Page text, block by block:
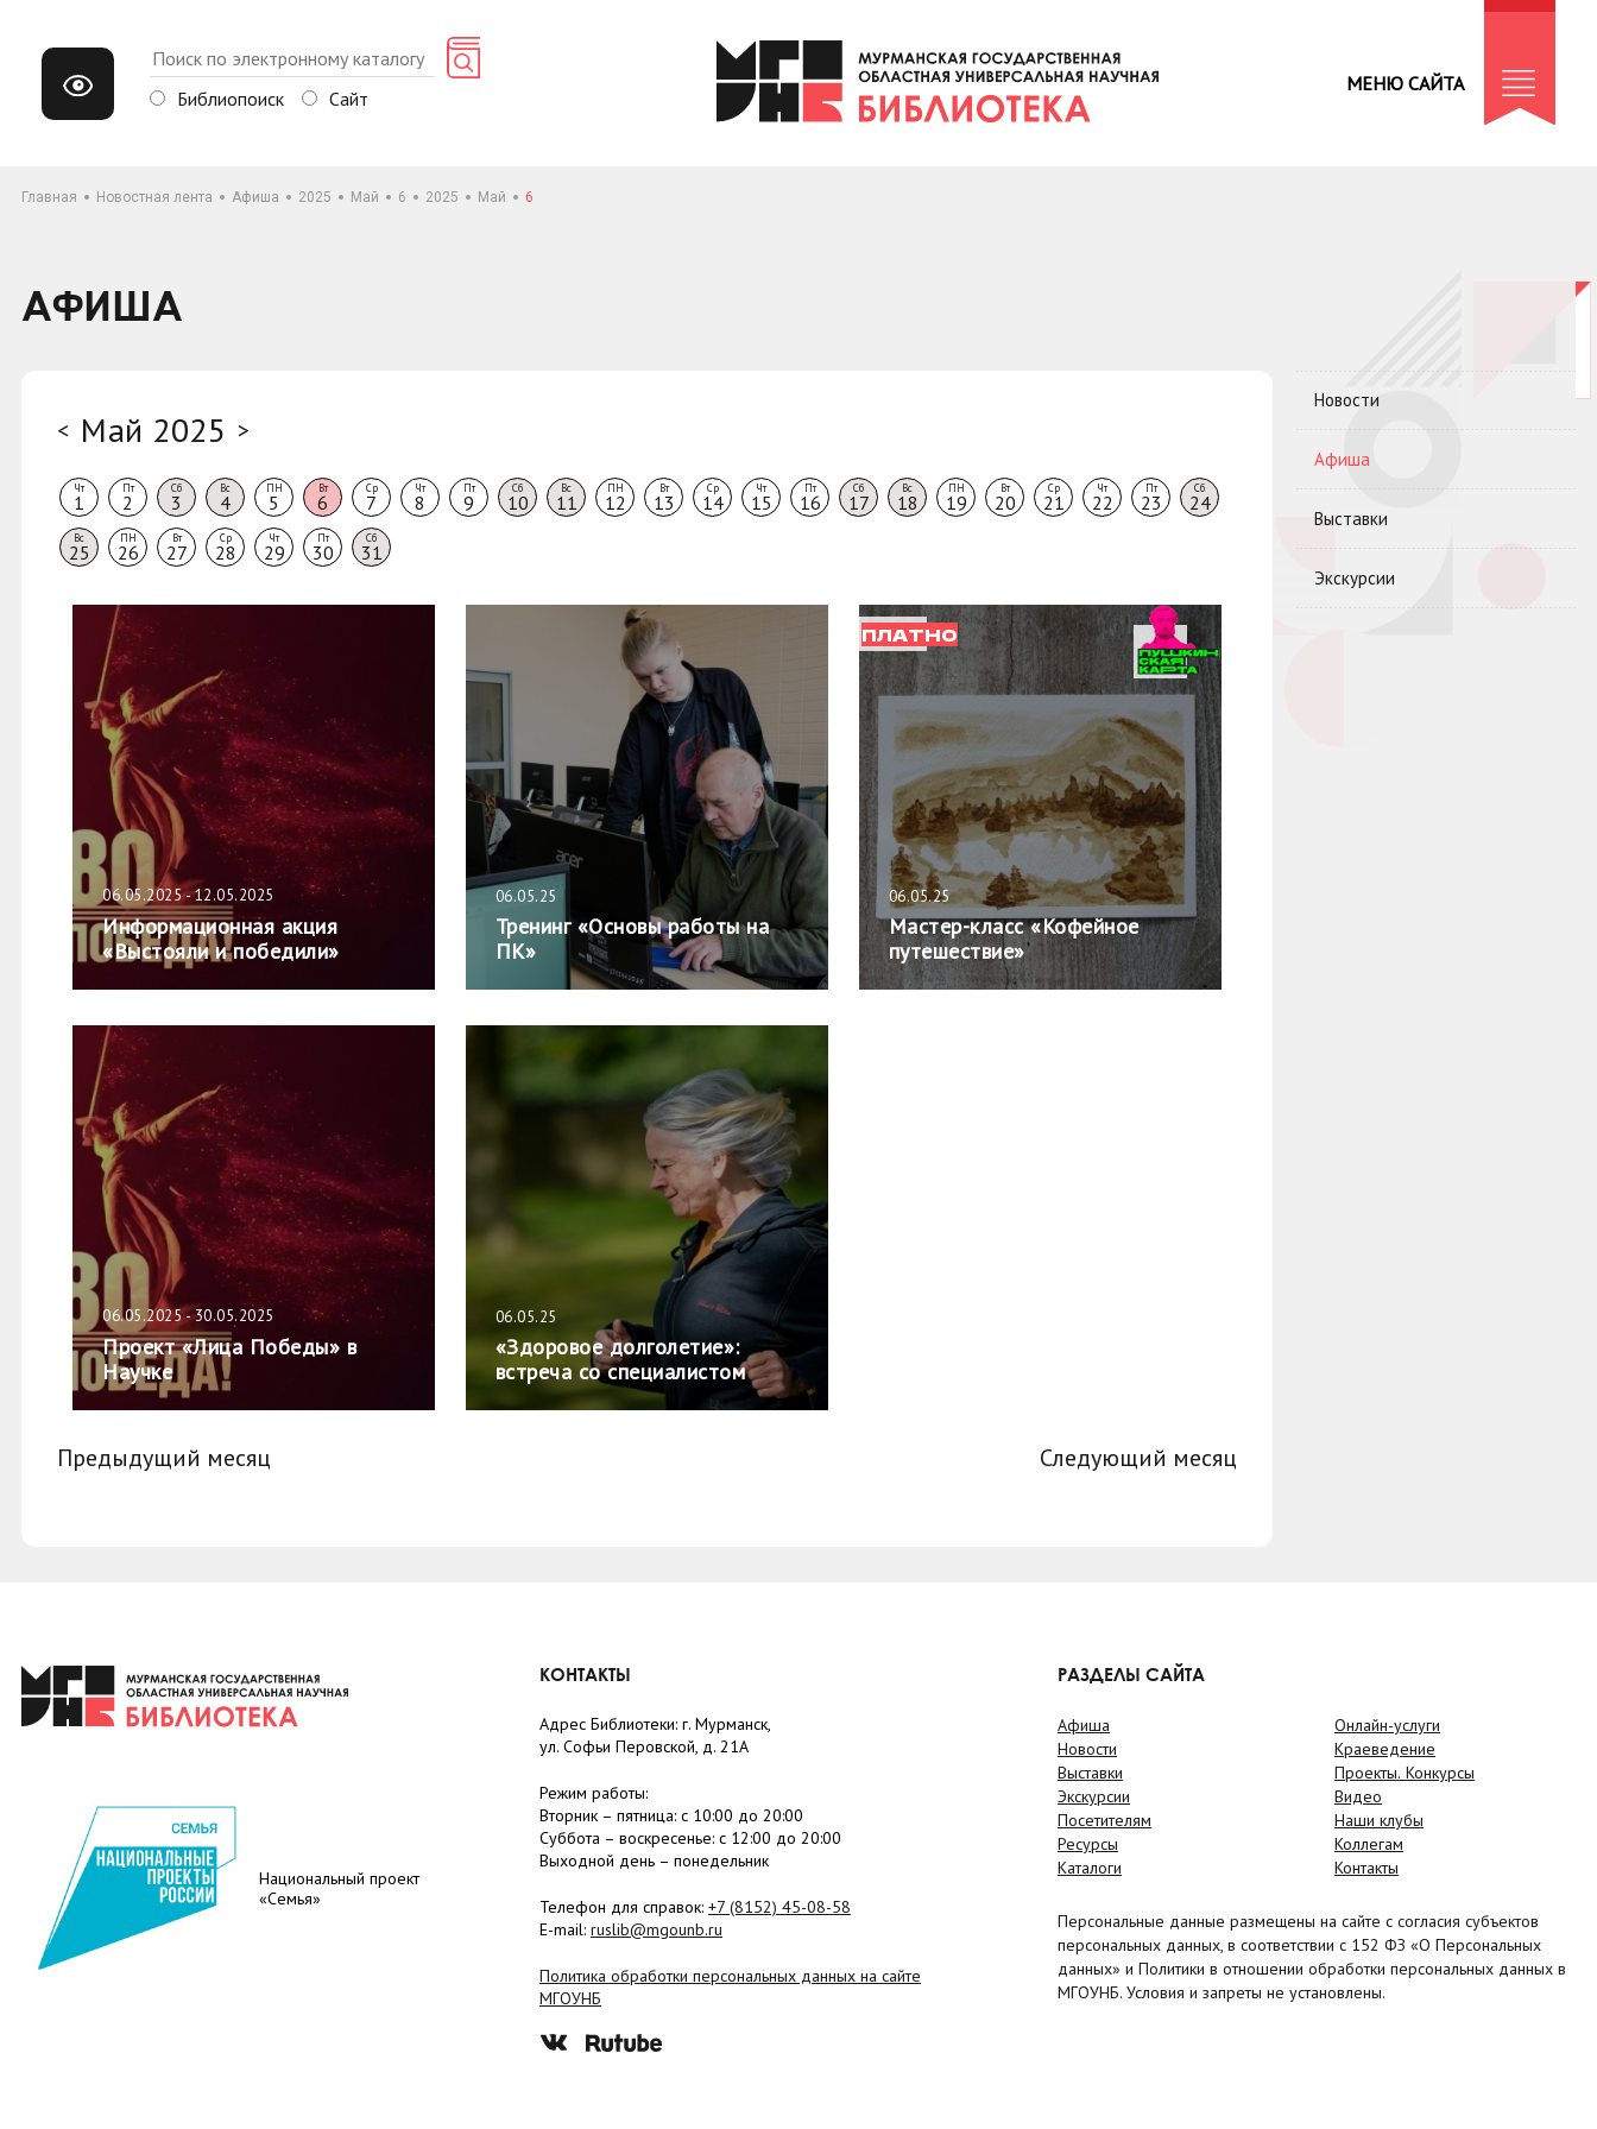
Библиопоиск Сайт
МЕНЮ САЙТА
Главная Новостная лента Афиша 2025 Май 6 2025 Май 6
АФИША
< Май 2025 >
Чт
1
Пт
2
Сб
3
Вс
4
ПН
5
Вт
6
Ср
7
Чт
8
Пт
9
Сб
10
Вс
11
ПН
12
Вт
13
Ср
14
Чт
15
Пт
16
Сб
17
Вс
18
ПН
19
Вт
20
Ср
21
Чт
22
Пт
23
Сб
24
Вс
25
ПН
26
Вт
27
Ср
28
Чт
29
Пт
30
Сб
31
06.05.2025 - 12.05.2025
Информационная акция
«Выстояли и победили»
06.05.25
Тренинг «Основы работы на
ПК»
ПЛАТНО
06.05.25
Мастер-класс «Кофейное
путешествие»
06.05.2025 - 30.05.2025
Проект «Лица Победы» в
Научке
06.05.25
«Здоровое долголетие»:
встреча со специалистом
Предыдущий месяц Следующий месяц
Новости
Афиша
Выставки
Экскурсии
Национальный проект
«Семья»
КОНТАКТЫ
Адрес Библиотеки: г. Мурманск,
ул. Софьи Перовской, д. 21А
Режим работы:
Вторник – пятница: с 10:00 до 20:00
Суббота – воскресенье: c 12:00 до 20:00
Выходной день – понедельник
Телефон для справок: +7 (8152) 45-08-58
E-mail: ruslib@mgounb.ru
Политика обработки персональных данных на сайте
МГОУНБ
РАЗДЕЛЫ САЙТА
Афиша
Новости
Выставки
Экскурсии
Посетителям
Ресурсы
Каталоги
Онлайн-услуги
Краеведение
Проекты. Конкурсы
Видео
Наши клубы
Коллегам
Контакты
Персональные данные размещены на сайте с согласия субъектов
персональных данных, в соответствии с 152 ФЗ «О Персональных
данных» и Политики в отношении обработки персональных данных в
МГОУНБ. Условия и запреты не установлены.